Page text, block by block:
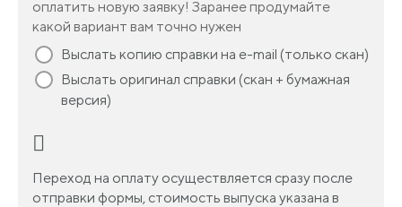
оплатить новую заявку! Заранее продумайте
какой вариант вам точно нужен
Выслать копию справки на e-mail (только скан)
Выслать оригинал справки (скан + бумажная
версия)
Переход на оплату осуществляется сразу после
отправки формы, стоимость выпуска указана в